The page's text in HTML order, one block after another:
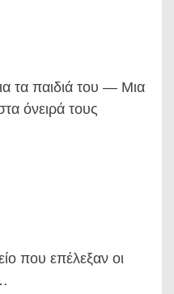
τα παιδιά του — Μια
όνειρά τους
που επέλεξαν οι